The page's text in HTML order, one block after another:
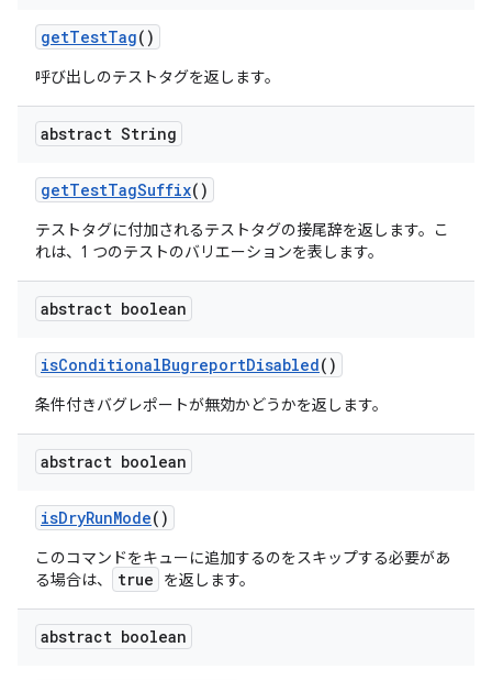
getTestTag()
呼び出しのテストタグを返します。
abstract String
getTestTagSuffix()
テストタグに付加されるテストタグの接尾辞を返します。こ
れは、1 つのテストのバリエーションを表します。
abstract boolean
isConditionalBugreportDisabled()
条件付きバグレポートが無効かどうかを返します。
abstract boolean
isDryRunMode()
このコマンドをキューに追加するのをスキップする必要があ
る場合は、
true を返します。
abstract boolean